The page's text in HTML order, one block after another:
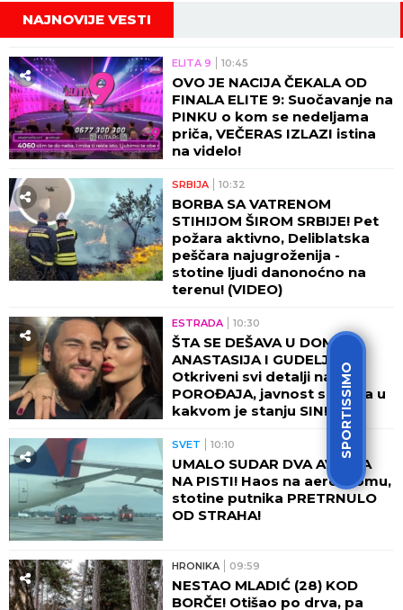
SPORTISSIMO
NAJNOVIJE VESTI
ELITA 9 10:45
OVO JE NACIJA ČEKALA OD
FINALA ELITE 9: Suočavanje na
PINKU o kom se nedeljama
priča, VEČERAS IZLAZI istina
na videlo!
SRBIJA 10:32
BORBA SA VATRENOM
STIHIJOM ŠIROM SRBIJE! Pet
požara aktivno, Deliblatska
peščara najugroženija -
stotine ljudi danonoćno na
terenu! (VIDEO)
ESTRADA 10:30
ŠTA SE DEŠAVA U DOMU
ANASTASIJA I GUDELJE?!
Otkriveni svi detalji nakon
POROĐAJA, javnost saznala u
kakvom je stanju SIN!
SVET 10:10
UMALO SUDAR DVA AVIONA
NA PISTI! Haos na aerodromu,
stotine putnika PRETRNULO
OD STRAHA!
HRONIKA 09:59
NESTAO MLADIĆ (28) KOD
BORČE! Otišao po drva, pa